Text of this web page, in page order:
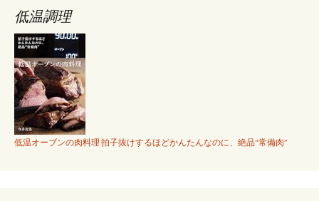
低温調理
低温オーブンの肉料理 拍子抜けするほどかんたんなのに、絶品“常備肉”